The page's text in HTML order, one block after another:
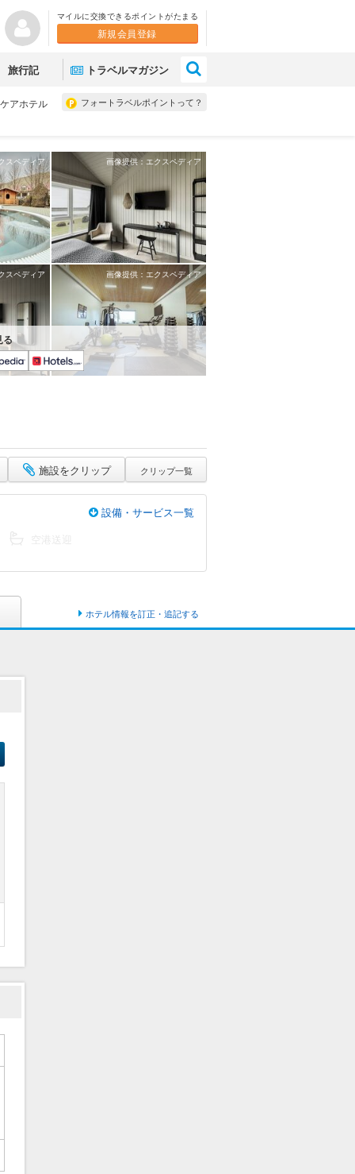
マイルに交換できるポイントがたまる
新規会員登録
旅行記 トラベルマガジン
フォートラベルポイントって？
アホテル
スペディア 画像提供：エクスペディア
スペディア 画像提供：エクスペディア
る
施設をクリップ クリップ一覧
設備・サービス一覧
ホテル情報を訂正・追記する